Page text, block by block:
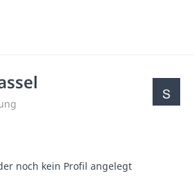
noch kein Profil angelegt